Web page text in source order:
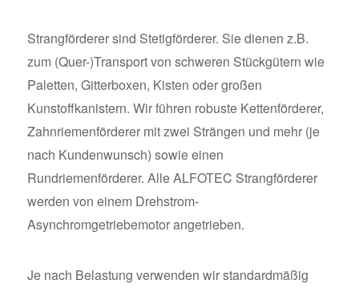
Strangförderer sind Stetigförderer. Sie dienen z.B.
zum (Quer-)Transport von schweren Stückgütern wie
Paletten, Gitterboxen, Kisten oder großen
Kunstoffkanistern. Wir führen robuste Kettenförderer,
Zahnriemenförderer mit zwei Strängen und mehr (je
nach Kundenwunsch) sowie einen
Rundriemenförderer. Alle ALFOTEC Strangförderer
werden von einem Drehstrom-
Asynchromgetriebemotor angetrieben.
Je nach Belastung verwenden wir standardmäßig